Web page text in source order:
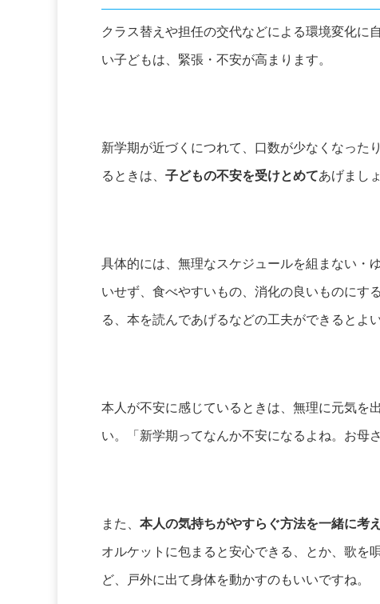
クラス替えや担任の交代などによる環境変化に
い子どもは、緊張・不安が高まります。
新学期が近づくにつれて、口数が少なくなった
るときは、 子どもの不安を受けとめてあげまし
具体的には、無理なスケジュールを組まない・
いせず、食べやすいもの、消化の良いものにす
る、本を読んであげるなどの工夫ができるとよ
本人が不安に感じているときは、無理に元気を
い。「新学期ってなんか不安になるよね。お母
また、 本人の気持ちがやすらぐ方法を一緒に考
オルケットに包まると安心できる、とか、歌を
ど、戸外に出て身体を動かすのもいいですね。